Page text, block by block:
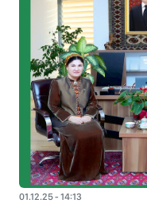
01.12.25 - 14:13